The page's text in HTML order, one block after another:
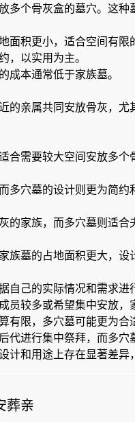
多个骨灰盒的墓穴。这种
面积更小，适合空间有限
，以实用为主。
成本通常低于家族墓。
的亲属共同安放骨灰，尤
合需要较大空间安放多个
穴墓的设计则更为简约
的家族，而多穴墓则适合
墓的占地面积更大，设
己的实际情况和需求进
较多或希望集中安放，
限，多穴墓可能更为合
进行集中祭拜，而多穴
计和用途上存在显著差异
葬亲